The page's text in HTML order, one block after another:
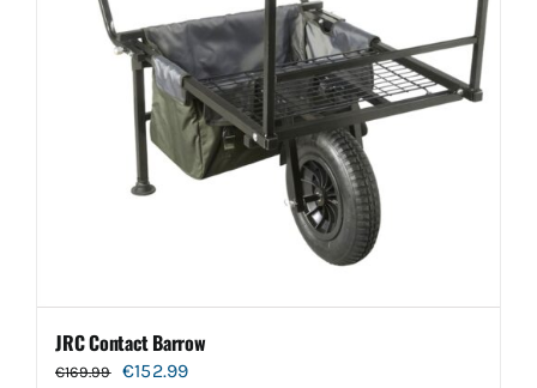
JRC Contact Barrow
€169.99
Oorspronkelijke
€152.99Huidige